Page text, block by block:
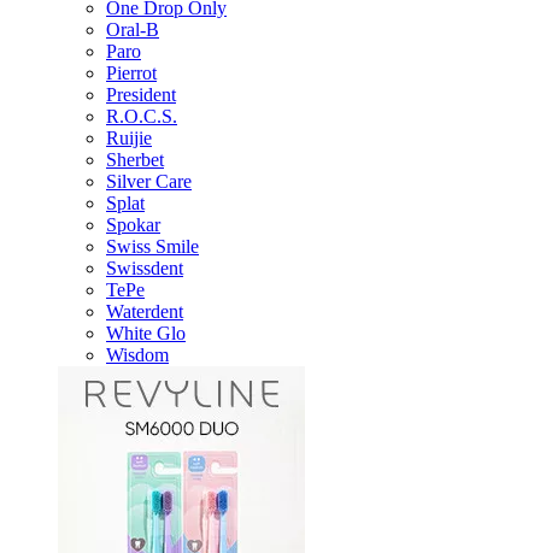
One Drop Only
Oral-B
Paro
Pierrot
President
R.O.C.S.
Ruijie
Sherbet
Silver Care
Splat
Spokar
Swiss Smile
Swissdent
TePe
Waterdent
White Glo
Wisdom